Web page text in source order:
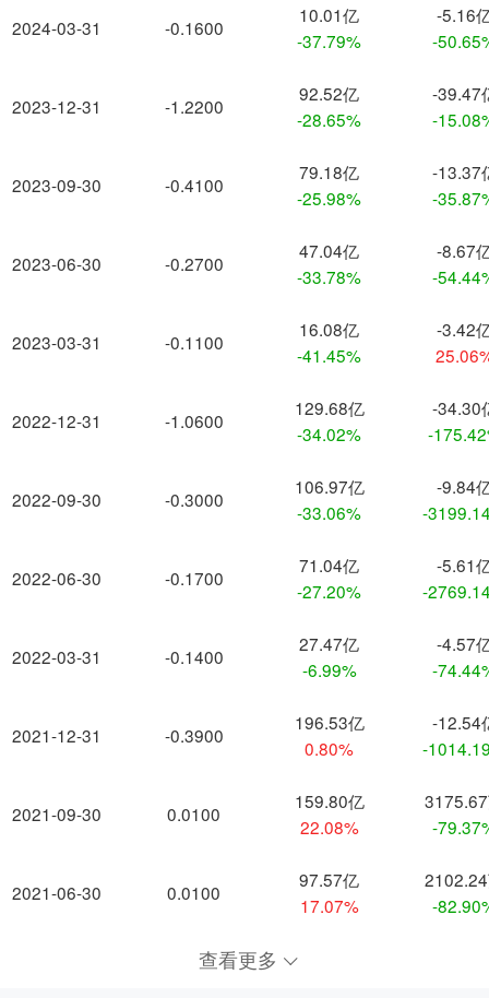
2024-03-31
2023-12-31
2023-09-30
2023-06-30
2023-03-31
2022-12-31
2022-09-30
2022-06-30
2022-03-31
2021-12-31
2021-09-30
2021-06-30
-0.1600
10.01亿
-37.79%
-5.16
-
-1.2200
92.52亿
-28.65%
-39.47
-
-0.4100
79.18亿
-25.98%
-13.37
-
-0.2700
47.04亿
-33.78%
-8.67
-
-0.1100
16.08亿
-41.45%
-3.42
-1.0600
129.68亿
-34.02%
-34.30
-
-0.3000
106.97亿
-33.06%
-9.84
-
-0.1700
71.04亿
-27.20%
-5.61
-
-0.1400
27.47亿
-6.99%
-4.57
-
-0.3900
196.53亿
0.80%
-12.54
-
0.0100
159.80亿
22.08%
-
0.0100
97.57亿
17.07%
-
查看更多